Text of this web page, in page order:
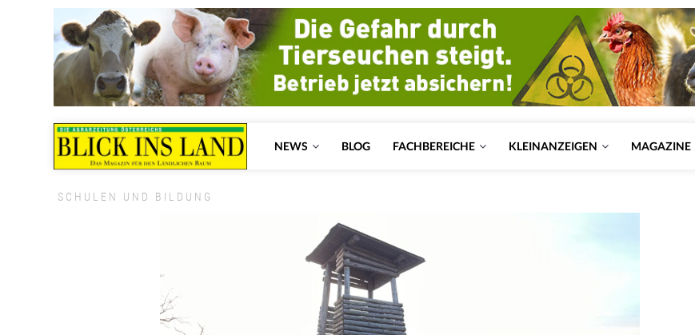
NEWS BLOG FACHBEREICHE KLEINANZEIGEN MAGAZINE
SCHULEN UND BILDUNG